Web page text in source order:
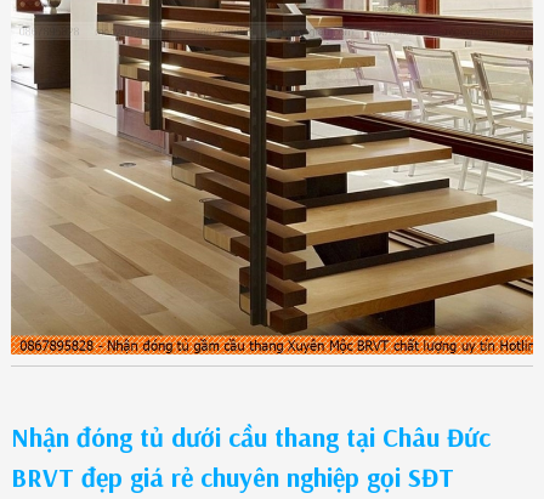
Nhận đóng tủ dưới cầu thang tại Châu Đức
BRVT đẹp giá rẻ chuyên nghiệp gọi SĐT